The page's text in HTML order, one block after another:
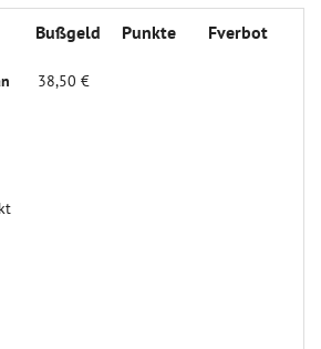
Buß­geld Punk­te Fverbot
38,50 €